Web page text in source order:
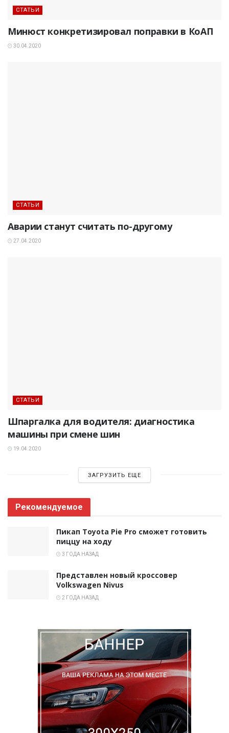
СТАТЬИ
Минюст конкретизировал поправки в КоАП
30.04.2020
СТАТЬИ
Аварии станут считать по-другому
27.04.2020
СТАТЬИ
Шпаргалка для водителя: диагностика
машины при смене шин
19.04.2020
ЗАГРУЗИТЬ ЕЩЕ
Рекомендуемое
Пикап Toyota Pie Pro сможет готовить
пиццу на ходу
3 ГОДА НАЗАД
Представлен новый кроссовер
Volkswagen Nivus
2 ГОДА НАЗАД